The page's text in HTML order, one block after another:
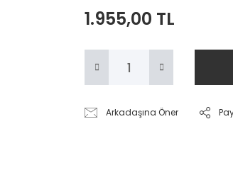
1.955,00 TL
Arkadaşına Öner